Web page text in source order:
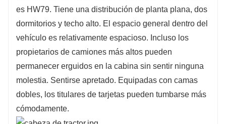
es HW79. Tiene una distribución de planta plana, dos
dormitorios y techo alto. El espacio general dentro del
vehículo es relativamente espacioso. Incluso los
propietarios de camiones más altos pueden
permanecer erguidos en la cabina sin sentir ninguna
molestia. Sentirse apretado. Equipadas con camas
dobles, los titulares de tarjetas pueden tumbarse más
cómodamente.